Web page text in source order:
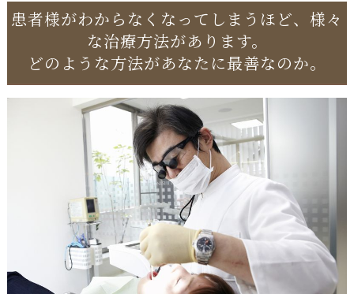
患者様がわからなくなってしまうほど、様々
な治療方法があります。
どのような方法があなたに最善なのか。